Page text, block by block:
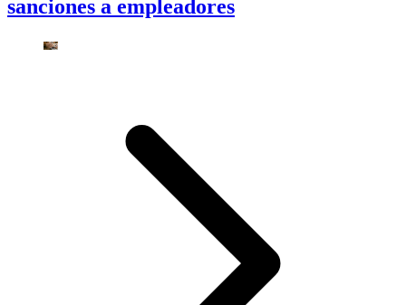
sanciones a empleadores